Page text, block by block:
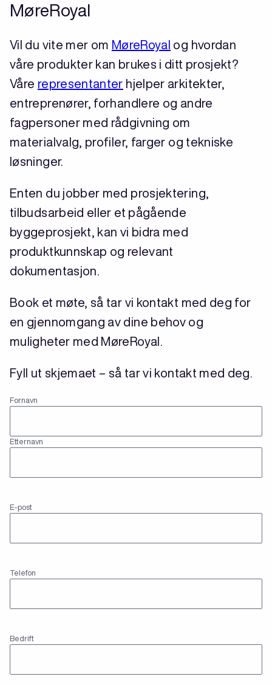
MøreRoyal
Vil du vite mer om MøreRoyal og hvordan
våre produkter kan brukes i ditt prosjekt?
Våre representanter hjelper arkitekter,
entreprenører, forhandlere og andre
fagpersoner med rådgivning om
materialvalg, profiler, farger og tekniske
løsninger.
Enten du jobber med prosjektering,
tilbudsarbeid eller et pågående
byggeprosjekt, kan vi bidra med
produktkunnskap og relevant
dokumentasjon.
Book et møte, så tar vi kontakt med deg for
en gjennomgang av dine behov og
muligheter med MøreRoyal.
Fyll ut skjemaet – så tar vi kontakt med deg.
Navn(Påkrevd)
Fornavn
Etternavn
E-
(Påkrevd)
E-post
Telefon
Telefon
Bedrift
Bedrift